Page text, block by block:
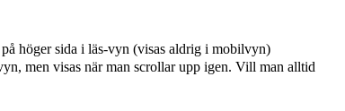
höger sida i läs-vyn (visas aldrig i mobilvyn)
men visas när man scrollar upp igen. Vill man alltid